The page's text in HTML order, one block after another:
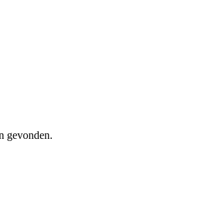
gevonden.